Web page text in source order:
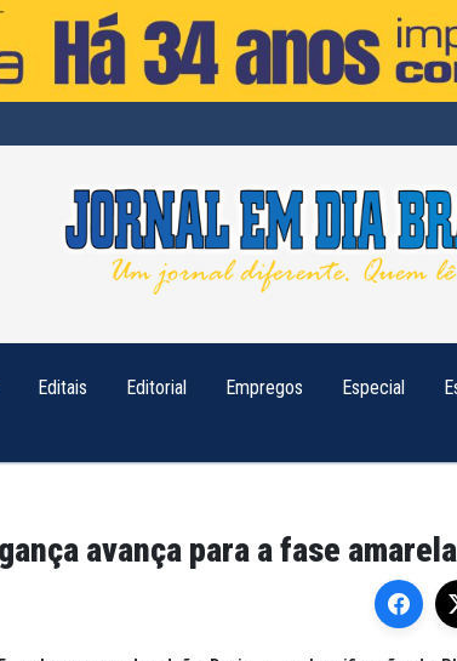
Editais Editorial Empregos Especial
avança para a fase amarela